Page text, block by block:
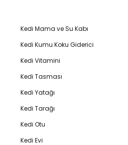
Kedi Mama ve Su Kabı
Kedi Kumu Koku Giderici
Kedi Vitamini
Kedi Tasması
Kedi Yatağı
Kedi Tarağı
Kedi Otu
Kedi Evi